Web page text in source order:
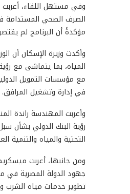
وفي مستهل اللقاء، أعربت
مؤكدةً أن البرنامج لم
وأكدت وزيرة الإسكان أن
المياه، بما يتماشى مع
مع مؤسسات التمويل
في إدارة وتشغيل المرافق.
وأعربت المهندسة راندة
رؤية البنك الدولي بشأن
التحتية والمياه والتنمية
ومن جانبها، أعربت
جهود الدولة المصرية في
تطوير خدمات مياه الشرب